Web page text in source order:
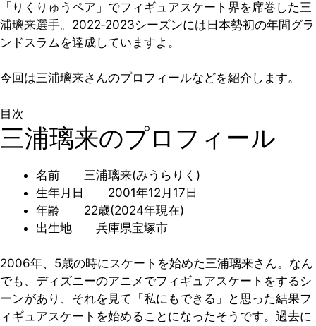
「りくりゅうペア」でフィギュアスケート界を席巻した三
浦璃来選手。2022‐2023シーズンには日本勢初の年間グラ
ンドスラムを達成していますよ。
今回は三浦璃来さんのプロフィールなどを紹介します。
目次
三浦璃来のプロフィール
名前 三浦璃来(みうらりく)
生年月日 2001年12月17日
年齢 22歳(2024年現在)
出生地 兵庫県宝塚市
2006年、5歳の時にスケートを始めた三浦璃来さん。なん
でも、ディズニーのアニメでフィギュアスケートをするシ
ーンがあり、それを見て「私にもできる」と思った結果フ
ィギュアスケートを始めることになったそうです。過去に